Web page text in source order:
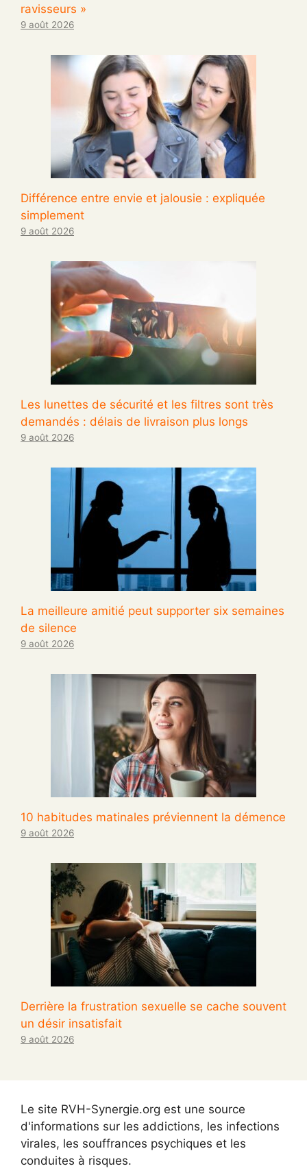
ravisseurs »
9 août 2026
Différence entre envie et jalousie : expliquée
simplement
9 août 2026
Les lunettes de sécurité et les filtres sont très
demandés : délais de livraison plus longs
9 août 2026
La meilleure amitié peut supporter six semaines
de silence
9 août 2026
10 habitudes matinales préviennent la démence
9 août 2026
Derrière la frustration sexuelle se cache souvent
un désir insatisfait
9 août 2026
Le site RVH-Synergie.org est une source
d'informations sur les addictions, les infections
virales, les souffrances psychiques et les
conduites à risques.